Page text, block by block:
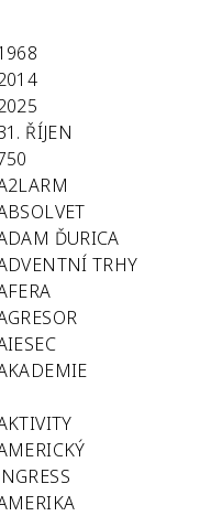
ŘÍJEN
ĎURICA
TRHY